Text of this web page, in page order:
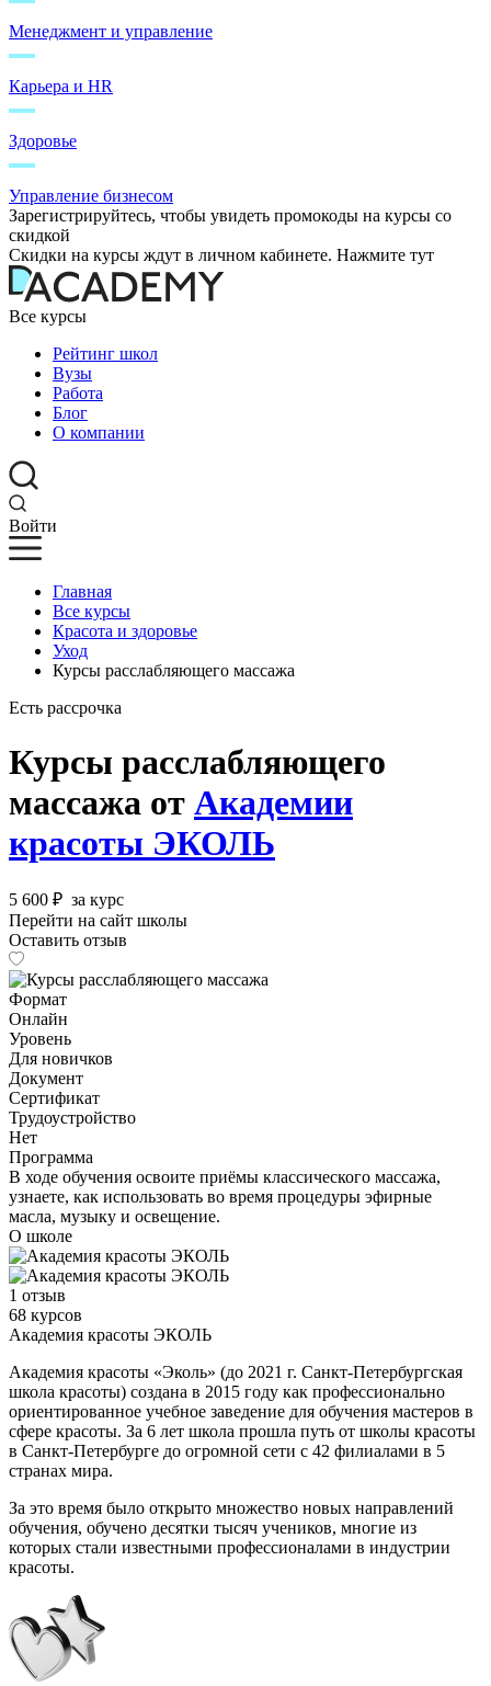
Менеджмент и управление
Карьера и HR
Здоровье
Управление бизнесом
Зарегистрируйтесь, чтобы увидеть промокоды на курсы со
скидкой
Скидки на курсы ждут в личном кабинете. Нажмите тут
Все курсы
Рейтинг школ
Вузы
Работа
Блог
О компании
Войти
Главная
Все курсы
Красота и здоровье
Уход
Курсы расслабляющего массажа
Есть рассрочка
Курсы расслабляющего
массажа от Академии
красоты ЭКОЛЬ
5 600 ₽ за курс
Перейти на сайт школы
Оставить отзыв
Формат
Онлайн
Уровень
Для новичков
Документ
Сертификат
Трудоустройство
Нет
Программа
В ходе обучения освоите приёмы классического массажа,
узнаете, как использовать во время процедуры эфирные
масла, музыку и освещение.
О школе
1 отзыв
68 курсов
Академия красоты ЭКОЛЬ
Академия красоты «Эколь» (до 2021 г. Санкт-Петербургская
школа красоты) создана в 2015 году как профессионально
ориентированное учебное заведение для обучения мастеров в
сфере красоты. За 6 лет школа прошла путь от школы красоты
в Санкт-Петербурге до огромной сети с 42 филиалами в 5
странах мира.
За это время было открыто множество новых направлений
обучения, обучено десятки тысяч учеников, многие из
которых стали известными профессионалами в индустрии
красоты.